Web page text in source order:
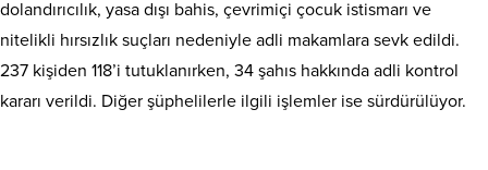
dolandırıcılık, yasa dışı bahis, çevrimiçi çocuk istismarı ve
nitelikli hırsızlık suçları nedeniyle adli makamlara sevk edildi.
237 kişiden 118’i tutuklanırken, 34 şahıs hakkında adli kontrol
kararı verildi. Diğer şüphelilerle ilgili işlemler ise sürdürülüyor.